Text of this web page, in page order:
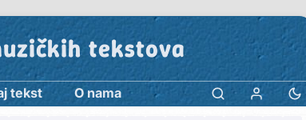
tekstova
tekst O nama